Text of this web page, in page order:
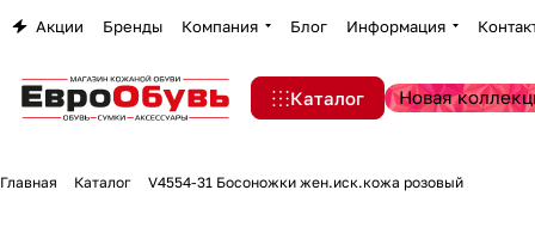
Акции Бренды Компания Блог Информация
Каталог Новая
Главная Каталог V4554-31 Босоножки жен.иск.кожа розовый